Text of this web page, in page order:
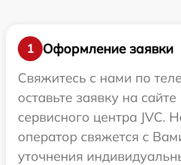
1
Оформление заявки
Свяжитесь с нами по
оставьте заявку на сайте
сервисного центра JVC.
оператор свяжется с
уточнения